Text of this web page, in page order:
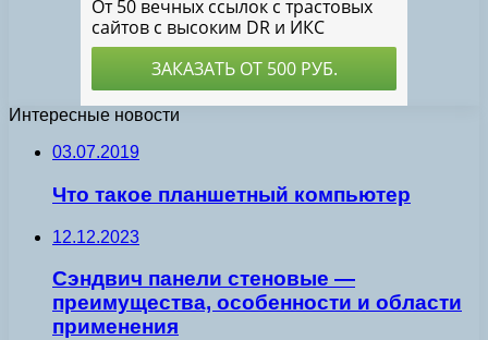
Интересные новости
03.07.2019
Что такое планшетный компьютер
12.12.2023
Сэндвич панели стеновые —
преимущества, особенности и области
применения